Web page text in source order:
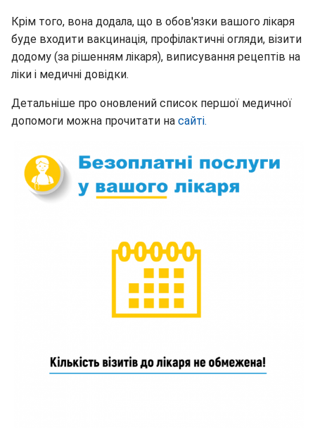
Крім того, вона додала, що в обов'язки вашого лікаря
буде входити вакцинація, профілактичні огляди, візити
додому (за рішенням лікаря), виписування рецептів на
ліки і медичні довідки.
Детальніше про оновлений список першої медичної
допомоги можна прочитати на сайті.